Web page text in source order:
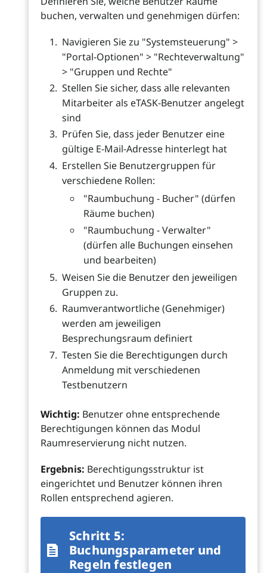
buchen, verwalten und genehmigen dürfen:
Navigieren Sie zu "Systemsteuerung" >
"Portal-Optionen" > "Rechteverwaltung"
> "Gruppen und Rechte"
Stellen Sie sicher, dass alle relevanten
Mitarbeiter als eTASK-Benutzer angelegt
sind
Prüfen Sie, dass jeder Benutzer eine
gültige E-Mail-Adresse hinterlegt hat
Erstellen Sie Benutzergruppen für
verschiedene Rollen:
"Raumbuchung - Bucher" (dürfen
Räume buchen)
"Raumbuchung - Verwalter"
(dürfen alle Buchungen einsehen
und bearbeiten)
Weisen Sie die Benutzer den jeweiligen
Gruppen zu.
Raumverantwortliche (Genehmiger)
werden am jeweiligen
Besprechungsraum definiert
Testen Sie die Berechtigungen durch
Anmeldung mit verschiedenen
Testbenutzern
Wichtig: Benutzer ohne entsprechende
Berechtigungen können das Modul
Raumreservierung nicht nutzen.
Ergebnis: Berechtigungsstruktur ist
eingerichtet und Benutzer können ihren
Rollen entsprechend agieren.
Schritt 5:
Buchungsparameter und
Regeln festlegen